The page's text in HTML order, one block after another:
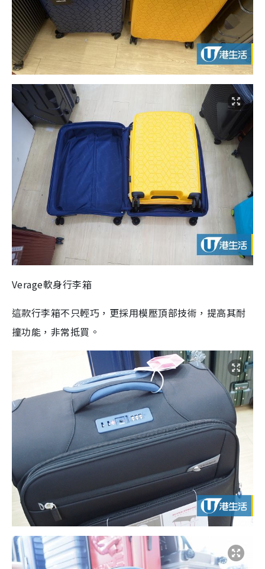
Verage軟身行李箱
這款行李箱不只輕巧，更採用模壓頂部技術，提高其耐
撞功能，非常抵買。